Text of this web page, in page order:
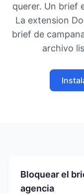
querer. Un brief
La extension
brief de
archivo
Bloquear el
agencia